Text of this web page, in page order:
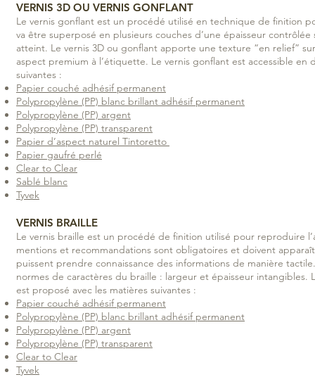
VERNIS 3D OU VERNIS GONFLANT
Le vernis gonflant est un procédé utilisé en technique de finition
va être superposé en plusieurs couches d’une épaisseur
atteint. Le vernis 3D ou gonflant apporte une texture “en relief”
aspect premium à l’étiquette. Le vernis gonflant est accessible
suivantes :
Papier couché adhésif permanent
Polypropylène (PP) blanc brillant adhésif permanent
Polypropylène (PP) argent
Polypropylène (PP) transparent
Papier d’aspect naturel Tintoretto
Papier gaufré perlé
Clear to Clear
Sablé blanc
Tyvek
VERNIS BRAILLE
Le vernis braille est un procédé de finition utilisé pour reproduire
mentions et recommandations sont obligatoires et doivent
puissent prendre connaissance des informations de manière
normes de caractères du braille : largeur et épaisseur intangibles.
est proposé avec les matières suivantes :
Papier couché adhésif permanent
Polypropylène (PP) blanc brillant adhésif permanent
Polypropylène (PP) argent
Polypropylène (PP) transparent
Clear to Clear
Tyvek